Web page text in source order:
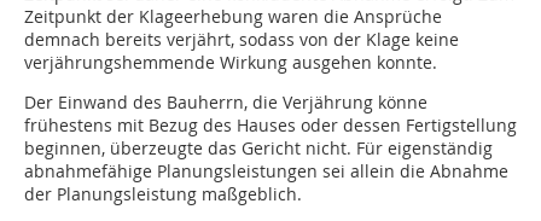
Zeitpunkt der Klageerhebung waren die Ansprüche
demnach bereits verjährt, sodass von der Klage keine
verjährungshemmende Wirkung ausgehen konnte.
Der Einwand des Bauherrn, die Verjährung könne
frühestens mit Bezug des Hauses oder dessen Fertigstellung
beginnen, überzeugte das Gericht nicht. Für eigenständig
abnahmefähige Planungsleistungen sei allein die Abnahme
der Planungsleistung maßgeblich.